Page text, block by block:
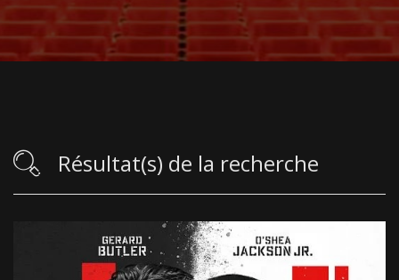
Résultat(s) de la recherche